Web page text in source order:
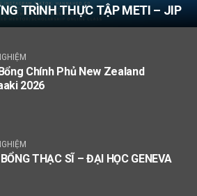
TRÌNH THỰC TẬP METI – JIP
Chính Phủ New Zealand
2026
THẠC SĨ – ĐẠI HỌC GENEVA